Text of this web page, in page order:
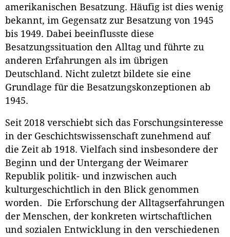
amerikanischen Besatzung. Häufig ist dies wenig
bekannt, im Gegensatz zur Besatzung von 1945
bis 1949. Dabei beeinflusste diese
Besatzungssituation den Alltag und führte zu
anderen Erfahrungen als im übrigen
Deutschland. Nicht zuletzt bildete sie eine
Grundlage für die Besatzungskonzeptionen ab
1945.
Seit 2018 verschiebt sich das Forschungsinteresse
in der Geschichtswissenschaft zunehmend auf
die Zeit ab 1918. Vielfach sind insbesondere der
Beginn und der Untergang der Weimarer
Republik politik- und inzwischen auch
kulturgeschichtlich in den Blick genommen
worden. Die Erforschung der Alltagserfahrungen
der Menschen, der konkreten wirtschaftlichen
und sozialen Entwicklung in den verschiedenen